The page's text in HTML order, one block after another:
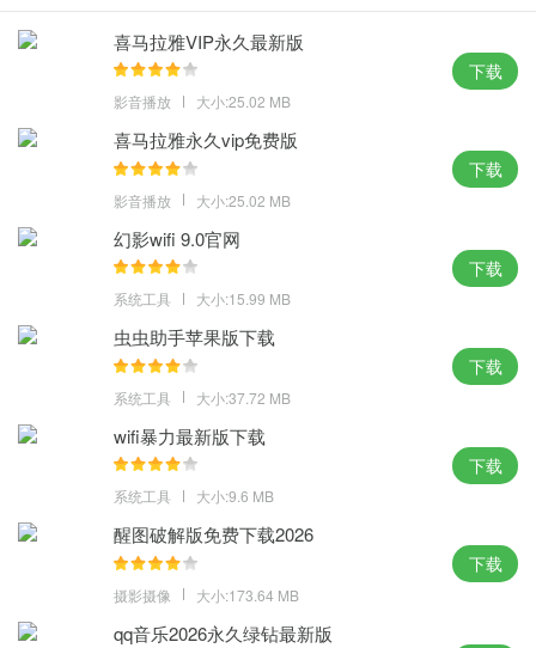
装，让电脑使用更加的精彩。
喜马拉雅VIP永久最新版
影音播放 大小:25.02 MB
下载
喜马拉雅永久vip免费版
影音播放 大小:25.02 MB
下载
幻影wifi 9.0官网
系统工具 大小:15.99 MB
下载
虫虫助手苹果版下载
系统工具 大小:37.72 MB
下载
wifi暴力最新版下载
系统工具 大小:9.6 MB
下载
醒图破解版免费下载2026
摄影摄像 大小:173.64 MB
下载
qq音乐2026永久绿钻最新版